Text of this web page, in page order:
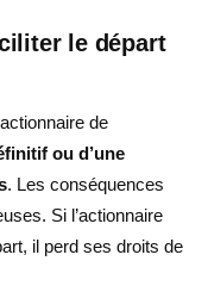
le départ
de
ou d’une
. Les conséquences
Si l’actionnaire
il perd ses droits de